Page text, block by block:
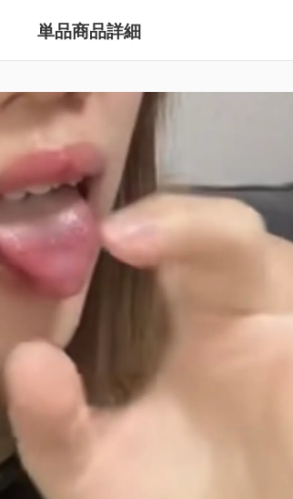
単品商品詳細